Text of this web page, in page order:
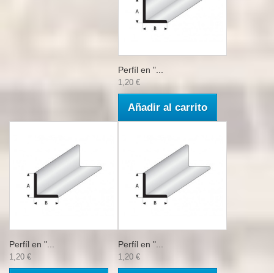
Perfíl en "...
1,20 €
Añadir al carrito
Perfíl en "...
1,20 €
Perfíl en "...
1,20 €